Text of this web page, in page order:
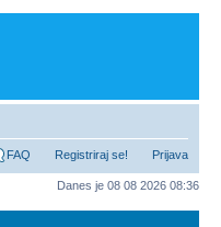
FAQ Registriraj se! Prijava
Danes je 08 08 2026 08:36